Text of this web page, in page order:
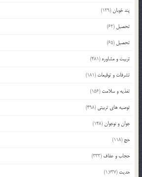
پند خوبان(129)
تحصیل (62)
تحصیل (65)
تربیت و مشاوره (481)
تشرفات و توقیعات (181)
تغذیه و سلامت (156)
توصیه های تربیتی (498)
جوان و نوجوان(148)
حج (118)
حجاب و عفاف (333)
حدیث (1,737)